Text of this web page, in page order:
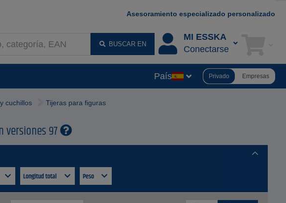
Asesoramiento especializado personalizado
BUSCAR EN
MI ESSKA
Conectarse
País Privado Empresas
cuchillos Tijeras para figuras
versiones 97
Longitud total Peso